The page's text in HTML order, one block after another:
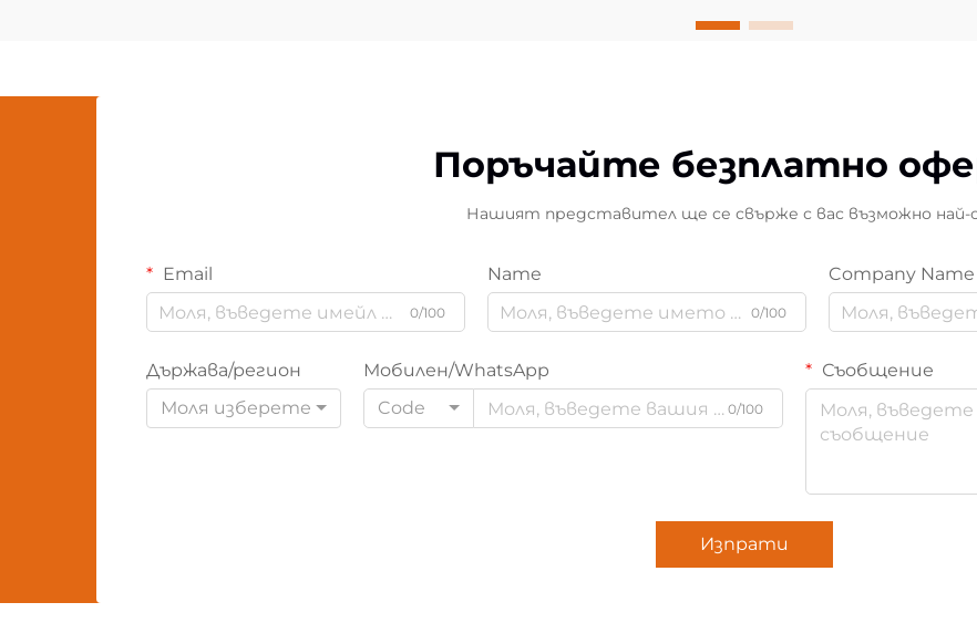
Поръчайте безплатно
Нашият представител ще се свърже с вас възможно най-
Email
0/100
Name
0/100
Company Name
Държава/регион
Моля изберете
Мобилен/WhatsApp
Code
0/100
Съобщение
Изпрати